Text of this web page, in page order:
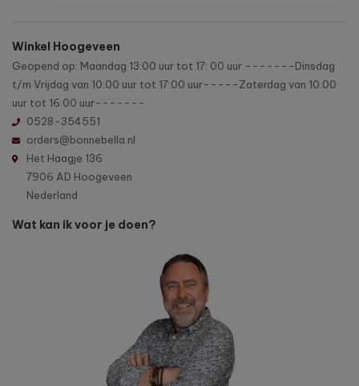
Winkel Hoogeveen
Geopend op: Maandag 13:00 uur tot 17: 00 uur -------Dinsdag
t/m Vrijdag van 10:00 uur tot 17:00 uur-----Zaterdag van 10:00
uur tot 16:00 uur-------
0528-354551
orders@bonnebella.nl
Het Haagje 136
7906 AD Hoogeveen
Nederland
Wat kan ik voor je doen?